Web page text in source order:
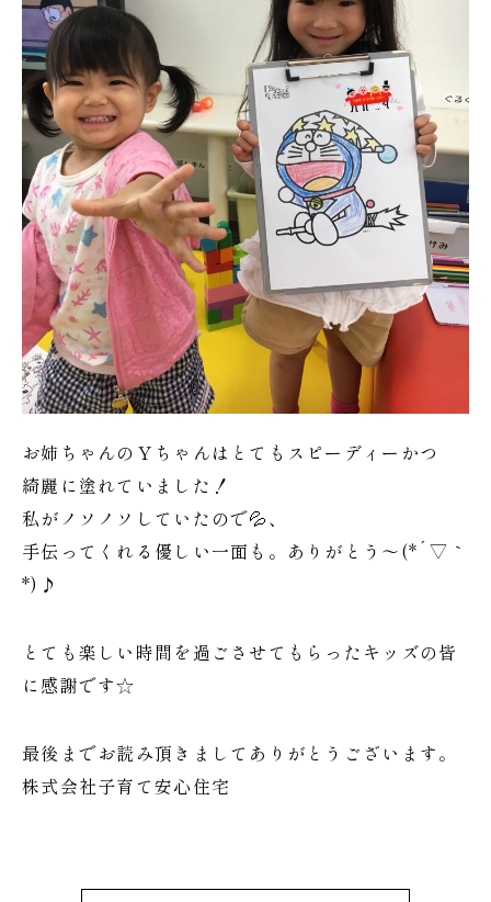
お姉ちゃんのＹちゃんはとてもスピーディーかつ
綺麗に塗れていました！
私がノソノソしていたので💦、
手伝ってくれる優しい一面も。ありがとう～(*´▽｀
*)♪
とても楽しい時間を過ごさせてもらったキッズの皆
に感謝です☆
最後までお読み頂きましてありがとうございます。
株式会社子育て安心住宅